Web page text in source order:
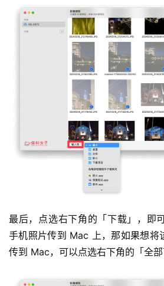
最后，点选右下角的「下载」，即
手机照片传到 Mac 上，那如果想将
传到 Mac，可以点选右下角的「全部